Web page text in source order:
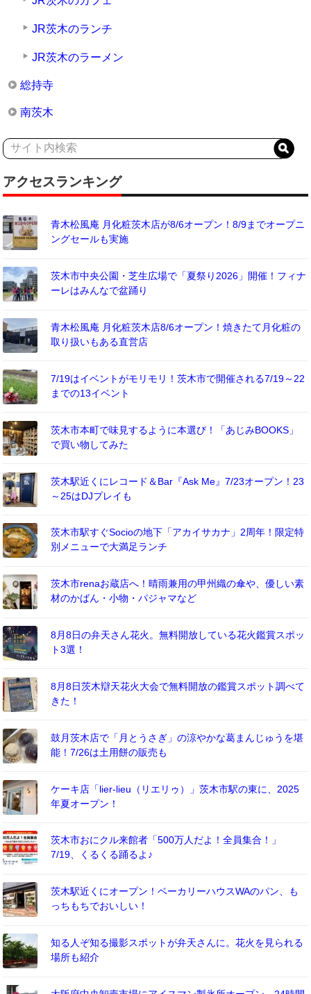
JR茨木のランチ
JR茨木のラーメン
総持寺
南茨木
アクセスランキング
青木松風庵 月化粧茨木店が8/6オープン！8/9までオープニ
ングセールも実施
茨木市中央公園・芝生広場で「夏祭り2026」開催！フィナ
ーレはみんなで盆踊り
青木松風庵 月化粧茨木店8/6オープン！焼きたて月化粧の
取り扱いもある直営店
7/19はイベントがモリモリ！茨木市で開催される7/19～22
までの13イベント
茨木市本町で味見するように本選び！「あじみBOOKS」
で買い物してみた
茨木駅近くにレコード＆Bar『Ask Me』7/23オープン！23
～25はDJプレイも
茨木市駅すぐSocioの地下「アカイサカナ」2周年！限定特
別メニューで大満足ランチ
茨木市renaお蔵店へ！晴雨兼用の甲州織の傘や、優しい素
材のかばん・小物・パジャマなど
8月8日の弁天さん花火。無料開放している花火鑑賞スポッ
ト3選！
8月8日茨木辯天花火大会で無料開放の鑑賞スポット調べて
きた！
鼓月茨木店で「月とうさぎ」の涼やかな葛まんじゅうを堪
能！7/26は土用餅の販売も
ケーキ店「lier-lieu（リエリゥ）」茨木市駅の東に、2025
年夏オープン！
茨木市おにクル来館者「500万人だよ！全員集合！」
7/19、くるくる踊るよ♪
茨木駅近くにオープン！ベーカリーハウスWAのパン、も
っちもちでおいしい！
知る人ぞ知る撮影スポットが弁天さんに。花火を見られる
場所も紹介